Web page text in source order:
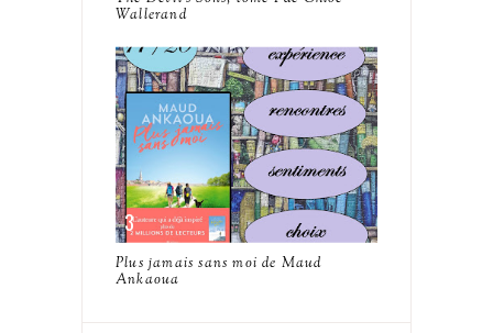
Wallerand
Plus jamais sans moi de Maud
Ankaoua